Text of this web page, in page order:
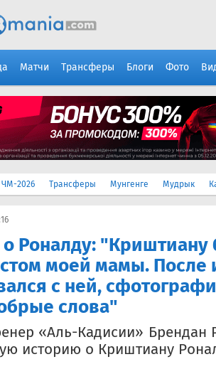
Матчи Трансферы Блоги Фото
ЧМ-2026 Трансферы Мунгенге Мудрык
о Роналду:
моей мамы. После
с ней,
слова"
«Аль-Кадисии» Брендан
историю о Криштиану